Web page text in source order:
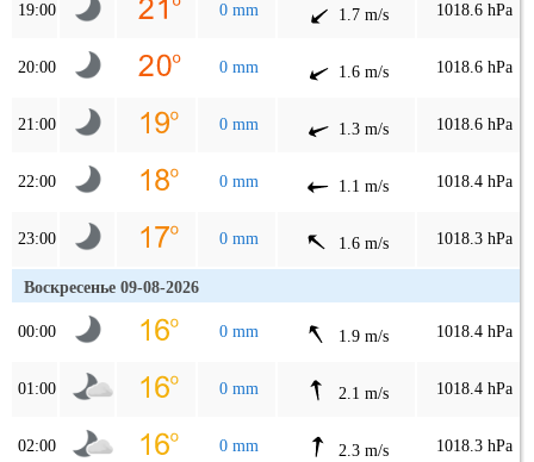
19:00 0 mm 1.7 m/s 1018.6 hPa
20:00 0 mm 1.6 m/s 1018.6 hPa
21:00 0 mm 1.3 m/s 1018.6 hPa
22:00 0 mm 1.1 m/s 1018.4 hPa
23:00 0 mm 1.6 m/s 1018.3 hPa
Воскресенье 09-08-2026
00:00 0 mm 1.9 m/s 1018.4 hPa
01:00 0 mm 2.1 m/s 1018.4 hPa
02:00 0 mm 2.3 m/s 1018.3 hPa